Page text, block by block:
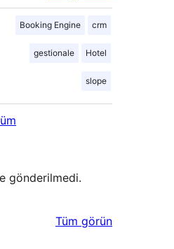
Booking Engine crm
gestionale Hotel
slope
gönderilmedi.
Tüm değerlendirmeleri
görün